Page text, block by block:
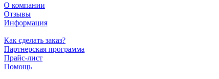
О компании
Отзывы
Информация
Как сделать заказ?
Партнерская программа
Прайс-лист
Помощь